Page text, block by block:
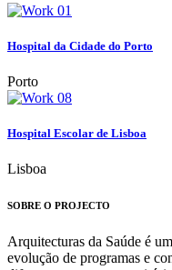
Hospital da Cidade do Porto
Porto
Hospital Escolar de Lisboa
Lisboa
SOBRE O PROJECTO
Arquitecturas da Saúde é
evolução de programas e